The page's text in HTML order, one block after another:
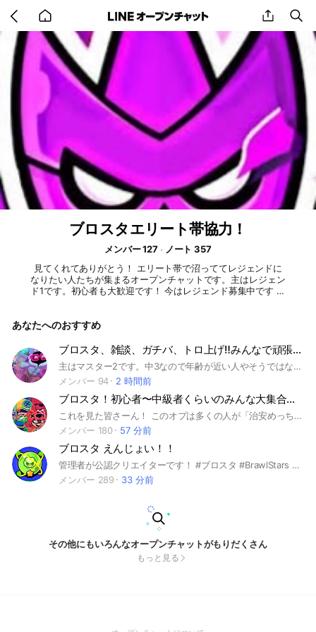
back
to
home
share
ブロスタエリート帯協力！
メンバー 127
ノート 357
見てくれてありがとう！ エリート帯で沼っててレジェンドに
なりたい人たちが集まるオープンチャットです。主はレジェン
ド1です。初心者も大歓迎です！ 今はレジェンド募集中です 困
あなたへのおすすめ
ブロスタ、雑談、ガチバ、トロ上げ‼️みんなで頑張ろ‼️
主はマスター2です。中3なので年齢が近い人やそうではない人もたくさん入ってくれるととても嬉しいです。 強さで判断したりはしません。 副官たちはいつでもお気軽にトロ上げやガチバなど誘ってください。 ブロスタ以外のゲームや雑談学校の話など諸々仲良く話せるオプにしたいです！ 代行依頼や、喧嘩などはやめていただきたいです。お願いします🥺🙇
メンバー 94
2 時間前
ブロスタ！初心者〜中級者くらいのみんな大集合！！！
これを見た皆さーん！ このオプは多くの人が「治安めっちゃいいね！」「今まで入った中で一番治安いいわー！」などと治安の良さについて評価を受けております！副官も多めに配置してオプに潜入して消したこともあります覚悟してこいよゴラァぜひ入ってみてはいかがでしょう！！！ スターロードでいいキャラ教えたり、キャラに合うステージやコツなどを語り、教え合いましょう！！ 【して欲しいこと】 ・入ったら今のトロフィーを言う！ ・フレンドコードを提示する！ ・ブロスタプレイ中で抜けるのは仕方ない時もあるから大丈夫！ 【してはいけないこと】 ・度を超えた発言、暴言、悪口をしない ・人をあまりディスらない（ただし少しディスったり軽い悪口風 な ことを言うのは大丈夫ですよ！） ・即抜けはできるだけ控えて欲しいです #ブロスタ初心者#中級者#ブロスタ#上級者#だれでも#トロ上げ#ガチバ
メンバー 180
57 分前
ブロスタ えんじょい！！
管理者が公認クリエイターです！ #ブロスタ #BrawlStars #ガチバトル
メンバー 289
33 分前
その他にもいろんなオープンチャットがもりだくさん
もっと見る